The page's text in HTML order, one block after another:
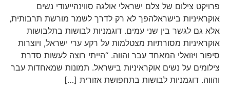
פרויקט צילום של צלם ישראלי אולגה סווינהייעודי נשים
אוקראיניות בישראלהפך לא רק לדרך לשמר מורשת תרבותית,
אלא גם לגשר בין שני עמים. דוגמניות לבושות בתלבושות
אוקראיניות מסורתיות מצטלמות על רקע ערי ישראל, ויוצרות
סיפור ויזואלי המאחד עבר והווה. “הייתי רוצה לעשות סדרת
צילומים על נשים אוקראיניות בישראל. תמונות שמאחדות עבר
והווה. דוגמניות לבושות בתחפושת אזורית […]